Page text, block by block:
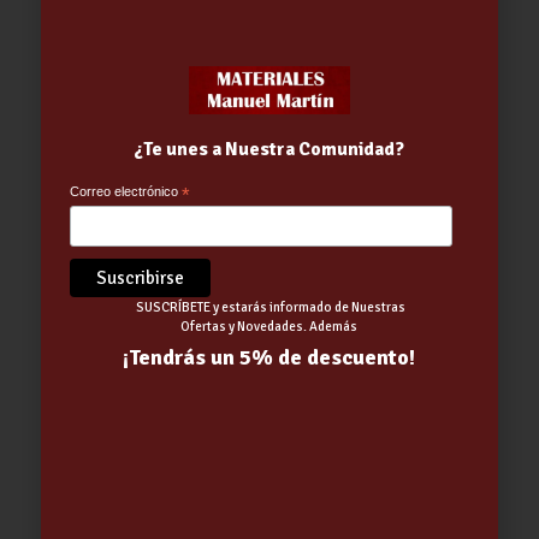
Soporte DUCHA MULTIPOSICION
CROMO
5.02€
¿Te unes a Nuestra Comunidad?
Correo electrónico*
SUSCRÍBETE y estarás informado de Nuestras
Ofertas y Novedades. Además
¡Tendrás un 5% de descuento!